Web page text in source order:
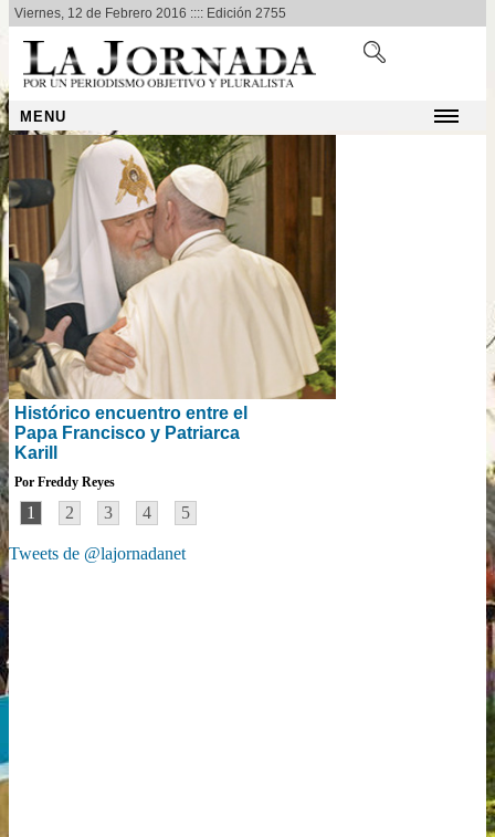
Viernes, 12 de Febrero 2016 :::: Edición 2755
MENU
Histórico encuentro entre el
Papa Francisco y Patriarca
Karill
Por Freddy Reyes
1 2 3 4 5
Tweets de @lajornadanet